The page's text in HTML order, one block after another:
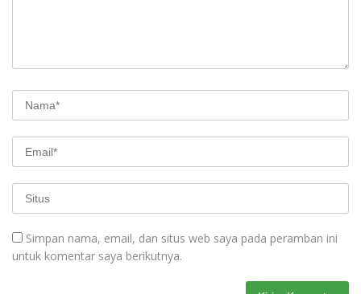
Simpan nama, email, dan situs web saya pada peramban ini
untuk komentar saya berikutnya.